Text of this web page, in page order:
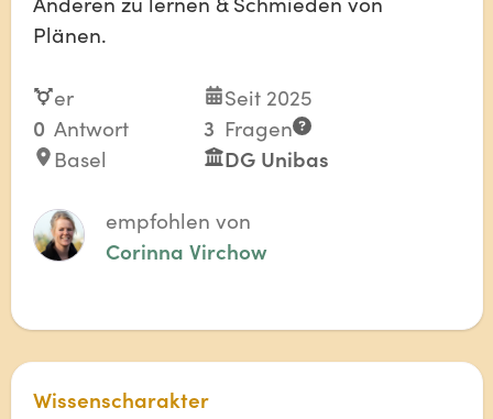
Plänen.
er
Seit 2025
0 Antwort 3 Fragen
Basel
DG Unibas
empfohlen von
Corinna Virchow
Wissenscharakter